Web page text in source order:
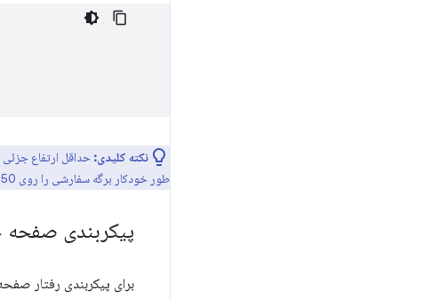
نکته کلیدی:
طور خودکار برگه سفارشی را روی 50 درصد ارتفاع صفحه تنظیم می کند.
پیکربندی صفحه
برای پیکربندی رفتار